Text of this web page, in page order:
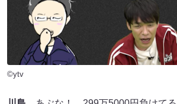
©ytv